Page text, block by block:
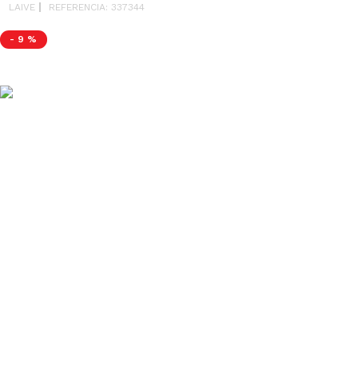
LAIVE REFERENCIA: 337344
- 9 %